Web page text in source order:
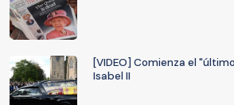
[VIDEO] Comienza el
Isabel II